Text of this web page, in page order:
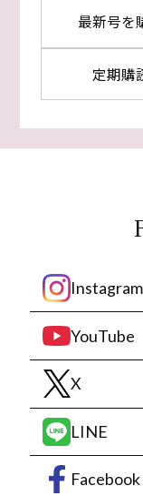
最新号を
定期購
Instagram
YouTube
X
LINE
Facebook